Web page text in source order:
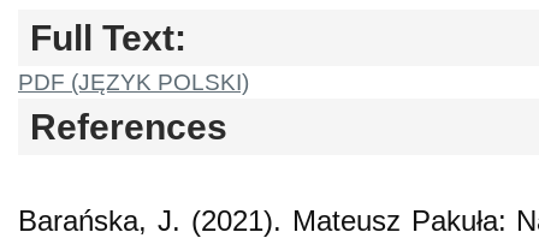
Full Text:
PDF (JĘZYK POLSKI)
References
Barańska, J. (2021). Mateusz Pakuła: